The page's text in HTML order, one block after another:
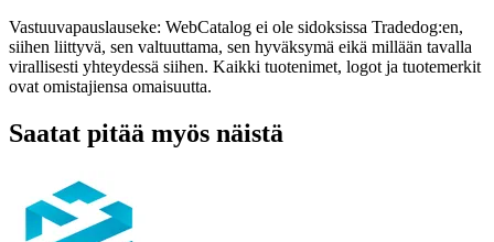
Vastuuvapauslauseke: WebCatalog ei ole sidoksissa Tradedog:en,
siihen liittyvä, sen valtuuttama, sen hyväksymä eikä millään tavalla
virallisesti yhteydessä siihen. Kaikki tuotenimet, logot ja tuotemerkit
ovat omistajiensa omaisuutta.
Saatat pitää myös näistä